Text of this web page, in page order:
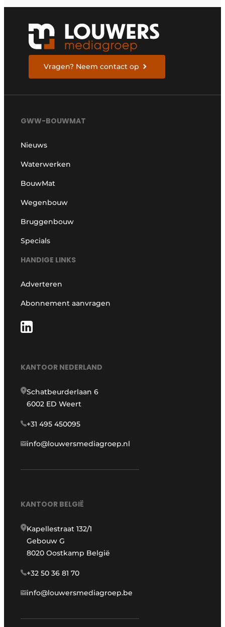
Vragen? Neem contact op
GWW-BOUWMAT
Nieuws
Waterwerken
BouwMat
Wegenbouw
Bruggenbouw
Specials
HANDIGE LINKS
Adverteren
Abonnement aanvragen
KANTOOR NEDERLAND
Schatbeurderlaan 6
6002 ED Weert
+31 495 450095
info@louwersmediagroep.nl
KANTOOR BELGIË
Kapellestraat 132/1
Gebouw G
8020 Oostkamp België
+32 50 36 81 70
info@louwersmediagroep.be